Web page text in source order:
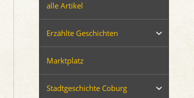
alle Artikel
Erzählte Geschichten
Marktplatz
Stadtgeschichte Coburg